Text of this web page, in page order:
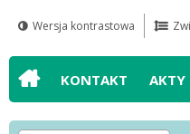
Przejdź do
głównego
menu
Przejdź do
treści
Przejdź do
wyszukiwarki
Przejdź do
mapy serwisu
Wersja kontrastowa
KONTAKT AKTY